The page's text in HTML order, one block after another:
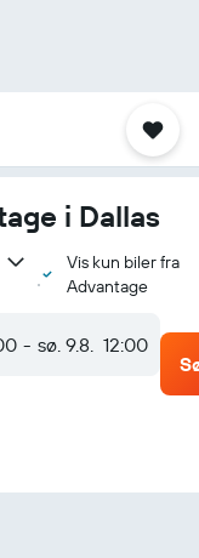
i Dallas
Vis kun biler fra
Advantage
- sø. 9.8. 12:00